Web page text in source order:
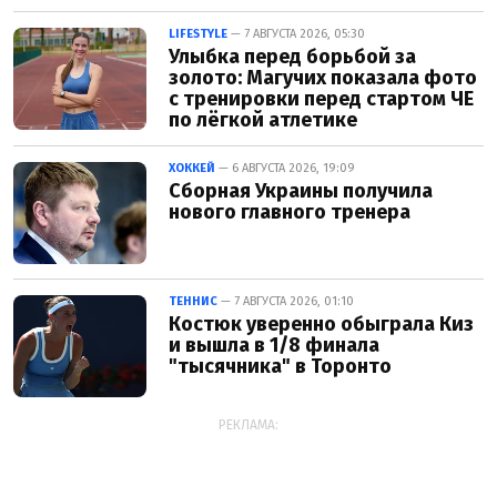
LIFESTYLE — 7 АВГУСТА 2026, 05:30
Улыбка перед борьбой за
золото: Магучих показала фото
с тренировки перед стартом ЧЕ
по лёгкой атлетике
ХОККЕЙ — 6 АВГУСТА 2026, 19:09
Сборная Украины получила
нового главного тренера
ТЕННИС — 7 АВГУСТА 2026, 01:10
Костюк уверенно обыграла Киз
и вышла в 1/8 финала
"тысячника" в Торонто
РЕКЛАМА: